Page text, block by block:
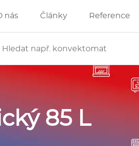
nás Články Reference
85 L